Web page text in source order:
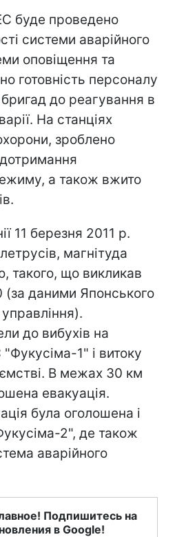
буде проведено
системи аварійного
оповіщення та
готовність персоналу
до реагування в
На станціях
зроблено
а також вжито
11 березня 2011 р.
магнітуда
такого, що викликав
(за даними Японського
до вибухів на
1" і витоку
В межах 30 км
евакуація.
була оголошена і
2", де також
аварійного
Подпишитесь на
в Google!